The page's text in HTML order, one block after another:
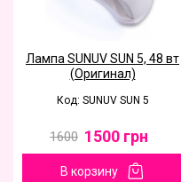
Лампа SUNUV SUN 5, 48 вт
(Оригинал)
Код: SUNUV SUN 5
1600 1500 грн
В корзину